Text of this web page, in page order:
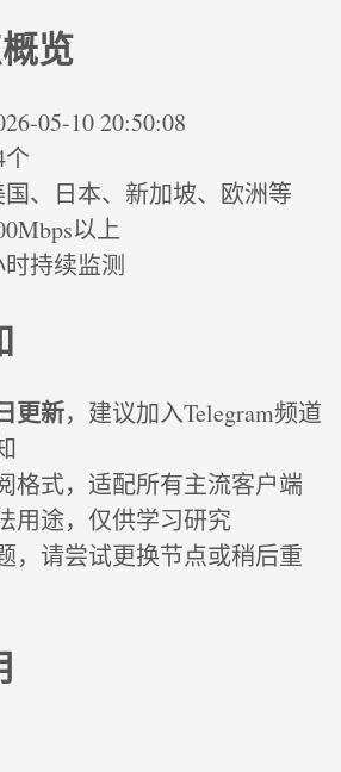
览
05-10 20:50:08
个
国、日本、新加坡、欧洲等
以上
时持续监测
更新，建议加入Telegram频道
格式，适配所有主流客户端
用途，仅供学习研究
，请尝试更换节点或稍后重